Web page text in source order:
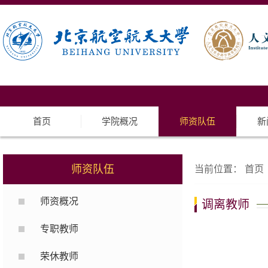
首页 学院概况 师资队伍 新
师资队伍
师资概况
专职教师
荣休教师
当前位置： 首页
调离教师